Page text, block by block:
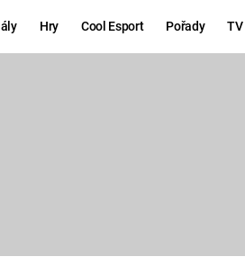
Hry Cool Esport Pořady